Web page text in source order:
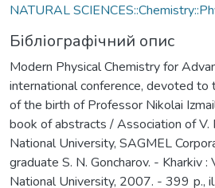
NATURAL
Бібліографічний опис
Modern Physical Chemistry for
international сonference, devoted
of the birth of Professor Nikolai
book of abstracts / Association of V.
National University, SAGMEL
graduate S. N. Goncharov. - Kharkiv :
National University, 2007. - 399 р., il.